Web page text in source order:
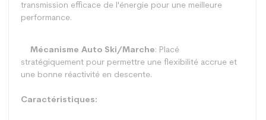
transmission efficace de l'énergie pour une meilleure
performance.
Mécanisme Auto Ski/Marche: Placé
stratégiquement pour permettre une flexibilité accrue et
une bonne réactivité en descente.
Caractéristiques: